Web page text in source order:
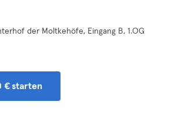
der Moltkehöfe, Eingang B, 1.OG
€ starten